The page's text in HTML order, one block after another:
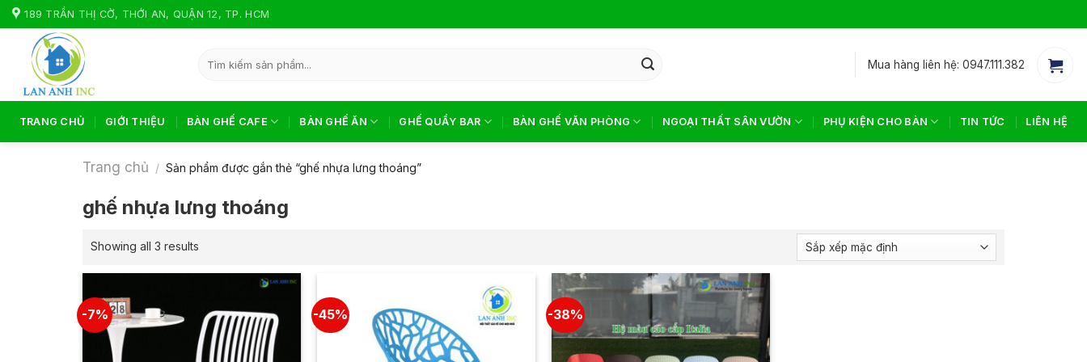
Skip
to
content
189 TRẦN THỊ CỜ, THỚI AN, QUẬN 12, TP. HCM
kiếm:
Mua hàng liên hệ: 0947.111.382
TRANG CHỦ GIỚI THIỆU BÀN GHẾ CAFE BÀN GHẾ ĂN GHẾ QUẦY BAR BÀN GHẾ VĂN PHÒNG NGOẠI THẤT SÂN VƯỜN PHỤ KIỆN CHO BÀN TIN TỨC LIÊN HỆ
Trang chủ / Sản phẩm được gắn thẻ “ghế nhựa lưng thoáng”
ghế nhựa lưng thoáng
Showing all 3 results
-7% -45% -38%